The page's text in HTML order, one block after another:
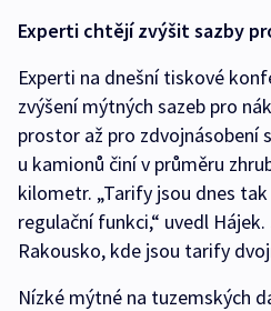
Experti chtějí zvýšit sazby
Experti na dnešní tiskové
zvýšení mýtných sazeb pro
prostor až pro zdvojnásobení
u kamionů činí v průměru
kilometr. „Tarify jsou dnes
regulační funkci,“ uvedl
Rakousko, kde jsou tarify
Nízké mýtné na tuzemských